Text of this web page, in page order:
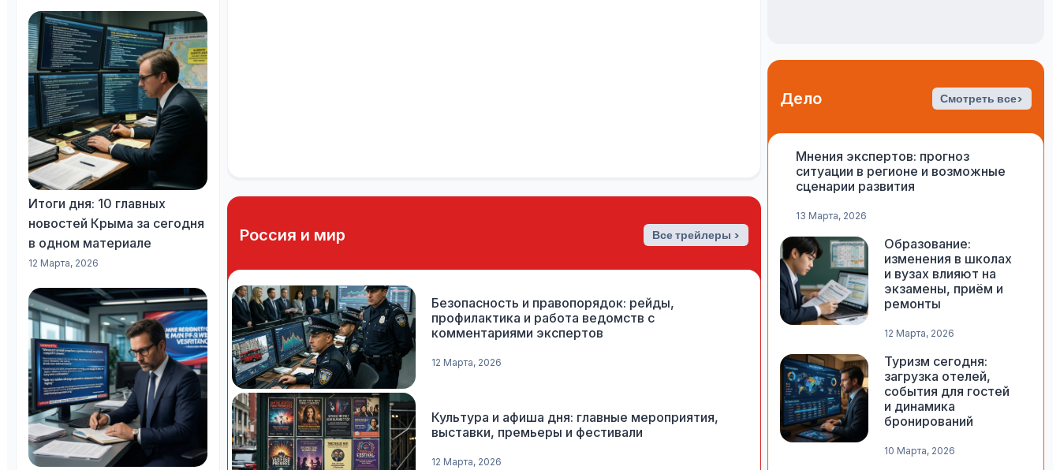
Итоги дня: 10 главных
новостей Крыма за сегодня
в одном материале
12 Марта, 2026
Россия и мир Все трейлеры >
Безопасность и правопорядок: рейды,
профилактика и работа ведомств с
комментариями экспертов
12 Марта, 2026
Культура и афиша дня: главные мероприятия,
выставки, премьеры и фестивали
12 Марта, 2026
Дело Смотреть все>
Мнения экспертов: прогноз
ситуации в регионе и возможные
сценарии развития
13 Марта, 2026
Образование:
изменения в школах
и вузах влияют на
экзамены, приём и
ремонты
12 Марта, 2026
Туризм сегодня:
загрузка отелей,
события для гостей
и динамика
бронирований
10 Марта, 2026